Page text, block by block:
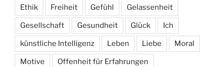
Ethik Freiheit Gefühl Gelassenheit
Gesellschaft Gesundheit Glück Ich
künstliche Intelligenz Leben Liebe Moral
Motive Offenheit für Erfahrungen